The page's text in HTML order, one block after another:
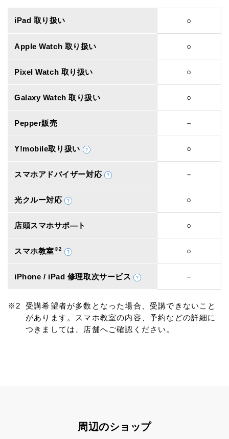
iPad 取り扱い ○
Apple Watch 取り扱い ○
Pixel Watch 取り扱い ○
Galaxy Watch 取り扱い ○
Pepper販売 －
Y!mobile取り扱い ○
スマホアドバイザー対応 －
光クルー対応 ○
店頭スマホサポ―ト ○
スマホ教室 ※2 ○
iPhone / iPad 修理取次サービス －
受講希望者が多数となった場合、受講できないこと
があります。スマホ教室の内容、予約などの詳細に
つきましては、店舗へご確認ください。
周辺のショップ